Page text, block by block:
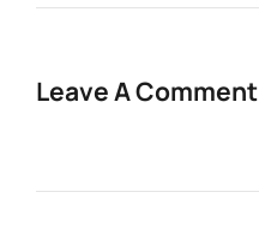
Leave A Comment